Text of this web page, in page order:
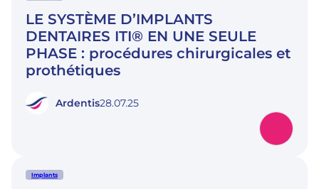
LE SYSTÈME D’IMPLANTS
DENTAIRES ITI® EN UNE SEULE
PHASE : procédures chirurgicales et
prothétiques
Ardentis28.07.25
Implants